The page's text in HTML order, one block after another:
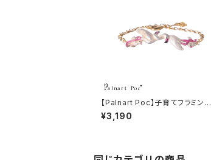
【Palnart Poc】子育てフラミンゴ
ブレスレット
¥3,190